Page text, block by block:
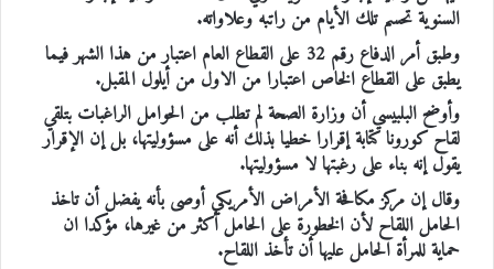
السنوية تحسم تلك الأيام من راتبه وعلاواته.
وطبق أمر الدفاع رقم 32 على القطاع العام اعتبار من هذا الشهر فيما
يطبق على القطاع الخاص اعتبارا من الاول من أيلول المقبل.
وأوضح البلبيسي أن وزارة الصحة لم تطلب من الحوامل الراغبات بتلقي
لقاح كورونا كتابة إقرارا خطيا بذلك أنه على مسؤوليتها، بل إن الإقرار
يقول إنه بناء على رغبتها لا مسؤوليتها.
وقال إن مركز مكافحة الأمراض الأمريكي أوصى بأنه يفضل أن تاخذ
الحامل اللقاح لأن الخطورة على الحامل أكثر من غيرها، مؤكدا ان
حماية للمرأة الحامل عليها أن تأخذ اللقاح.